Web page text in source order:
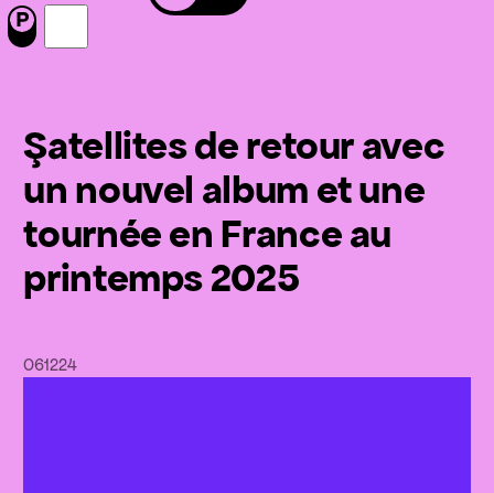
Menu
Nous suivre sur Facebook
Nous suivre sur Instagram
Şatellites de retour avec
un nouvel album et une
tournée en France au
printemps 2025
061224